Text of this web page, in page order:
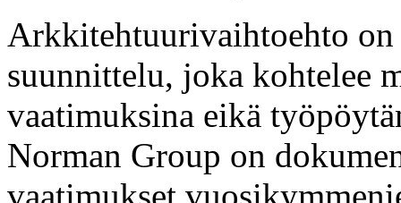
Arkkitehtuurivaihtoehto
suunnittelu, joka kohtelee
vaatimuksina eikä
Norman Group on
vaatimukset